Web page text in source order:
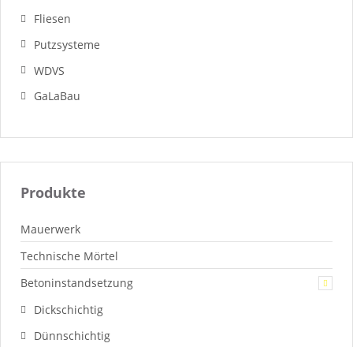
Fliesen
Putzsysteme
WDVS
GaLaBau
Produkte
Mauerwerk
Technische Mörtel
Betoninstandsetzung
Dickschichtig
Dünnschichtig